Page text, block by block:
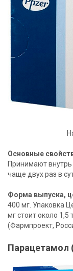
Основные
Принимают
чаще двух раз в
Форма выпуска,
400 мг. Упаковка
мг стоит около 1,5
(Фармпроект,
Парацетамол